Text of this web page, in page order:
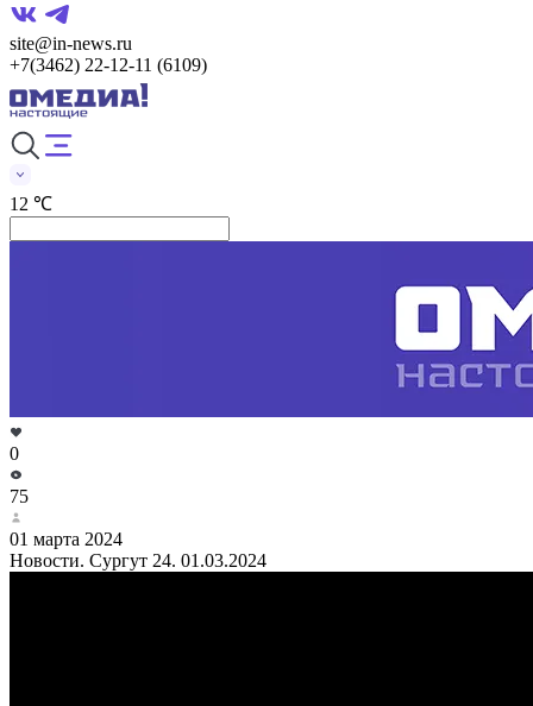
site@in-news.ru
+7(3462) 22-12-11 (6109)
12 ℃
0
75
01 марта 2024
Новости. Сургут 24. 01.03.2024